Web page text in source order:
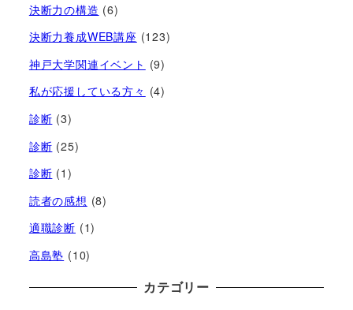
決断力の構造 (6)
決断力養成WEB講座 (123)
神戸大学関連イベント (9)
私が応援している方々 (4)
診断 (3)
診断 (25)
診断 (1)
読者の感想 (8)
適職診断 (1)
高島塾 (10)
カテゴリー